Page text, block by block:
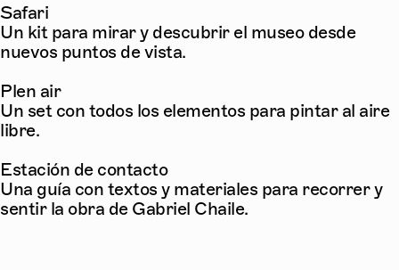
Safari
Un kit para mirar y descubrir el museo desde
nuevos puntos de vista.
Plen air
Un set con todos los elementos para pintar al aire
libre.
Estación de contacto
Una guía con textos y materiales para recorrer y
sentir la obra de Gabriel Chaile.